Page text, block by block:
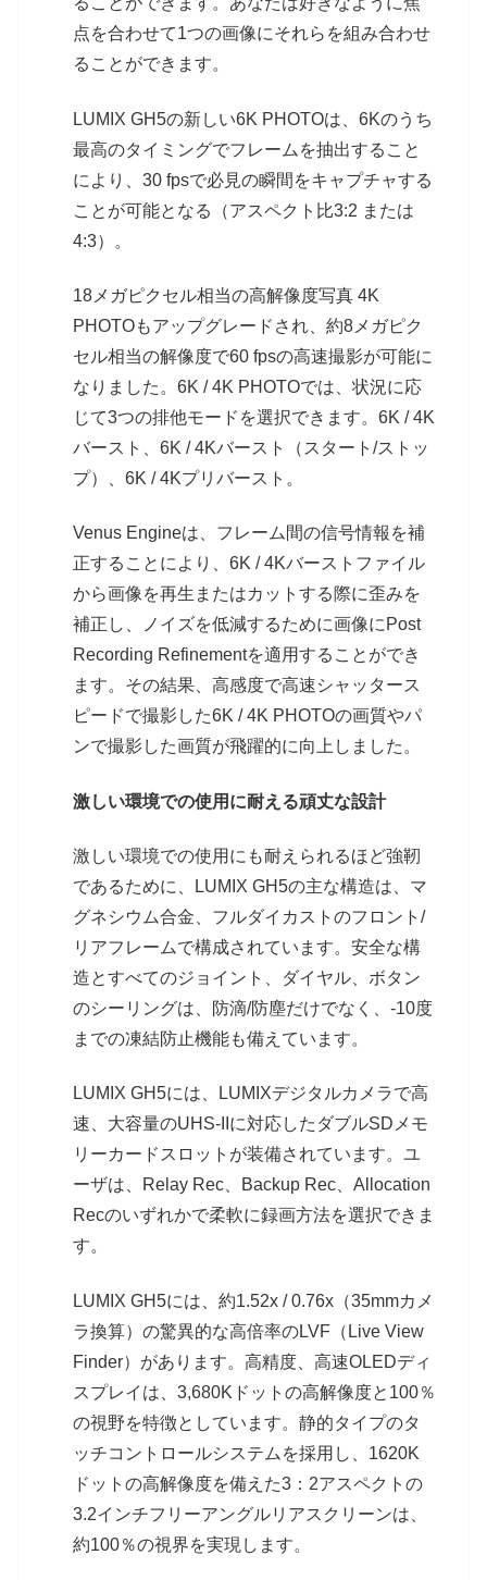
点を合わせて1つの画像にそれらを組み合わせ
ることができます。
LUMIX GH5の新しい6K PHOTOは、6Kのうち
最高のタイミングでフレームを抽出すること
により、30 fpsで必見の瞬間をキャプチャする
ことが可能となる（アスペクト比3:2 または
4:3）。
18メガピクセル相当の高解像度写真 4K
PHOTOもアップグレードされ、約8メガピク
セル相当の解像度で60 fpsの高速撮影が可能に
なりました。6K / 4K PHOTOでは、状況に応
じて3つの排他モードを選択できます。6K / 4K
バースト、6K / 4Kバースト（スタート/ストッ
プ）、6K / 4Kプリバースト。
Venus Engineは、フレーム間の信号情報を補
正することにより、6K / 4Kバーストファイル
から画像を再生またはカットする際に歪みを
補正し、ノイズを低減するために画像にPost
Recording Refinementを適用することができ
ます。その結果、高感度で高速シャッタース
ピードで撮影した6K / 4K PHOTOの画質やパ
ンで撮影した画質が飛躍的に向上しました。
激しい環境での使用に耐える頑丈な設計
激しい環境での使用にも耐えられるほど強靭
であるために、LUMIX GH5の主な構造は、マ
グネシウム合金、フルダイカストのフロント/
リアフレームで構成されています。安全な構
造とすべてのジョイント、ダイヤル、ボタン
のシーリングは、防滴/防塵だけでなく、-10度
までの凍結防止機能も備えています。
LUMIX GH5には、LUMIXデジタルカメラで高
速、大容量のUHS-IIに対応したダブルSDメモ
リーカードスロットが装備されています。ユ
ーザは、Relay Rec、Backup Rec、Allocation
Recのいずれかで柔軟に録画方法を選択できま
す。
LUMIX GH5には、約1.52x / 0.76x（35mmカメ
ラ換算）の驚異的な高倍率のLVF（Live View
Finder）があります。高精度、高速OLEDディ
スプレイは、3,680Kドットの高解像度と100％
の視野を特徴としています。静的タイプのタ
ッチコントロールシステムを採用し、1620K
ドットの高解像度を備えた3：2アスペクトの
3.2インチフリーアングルリアスクリーンは、
約100％の視界を実現します。